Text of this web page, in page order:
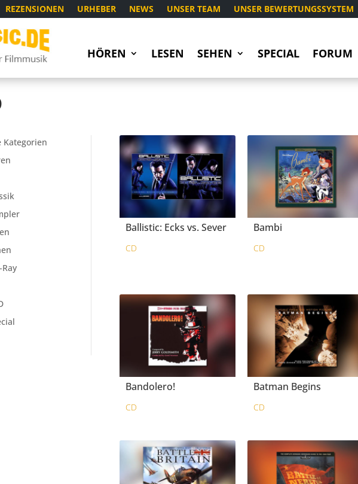
REZENSIONEN URHEBER NEWS UNSER TEAM UNSER BEWERTUNGSSYSTEM
HÖREN LESEN SEHEN SPECIAL FORUM
Kategorien
Ballistic: Ecks vs. Sever
CD
Bambi
CD
Bandolero!
CD
Batman Begins
CD